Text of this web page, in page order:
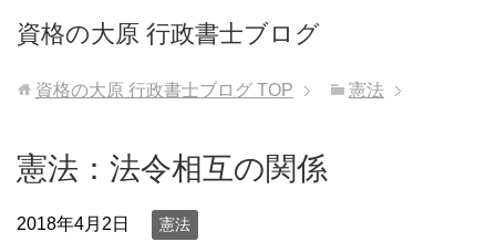
資格の大原 行政書士ブログ
資格の大原 行政書士ブログ TOP 憲法
憲法：法令相互の関係
2018年4月2日 憲法